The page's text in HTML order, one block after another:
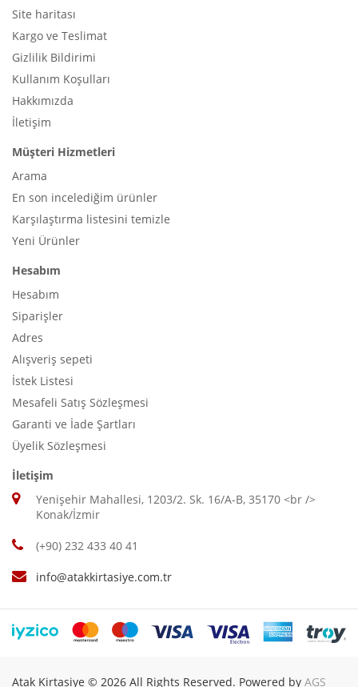
Site haritası
Kargo ve Teslimat
Gizlilik Bildirimi
Kullanım Koşulları
Hakkımızda
İletişim
Müşteri Hizmetleri
Arama
En son incelediğim ürünler
Karşılaştırma listesini temizle
Yeni Ürünler
Hesabım
Hesabım
Siparişler
Adres
Alışveriş sepeti
İstek Listesi
Mesafeli Satış Sözleşmesi
Garanti ve İade Şartları
Üyelik Sözleşmesi
İletişim
Yenişehir Mahallesi, 1203/2. Sk. 16/A-B, 35170 <br />
Konak/İzmir
(+90) 232 433 40 41
info@atakkirtasiye.com.tr
Atak Kirtasiye © 2026 All Rights Reserved. Powered by AGS